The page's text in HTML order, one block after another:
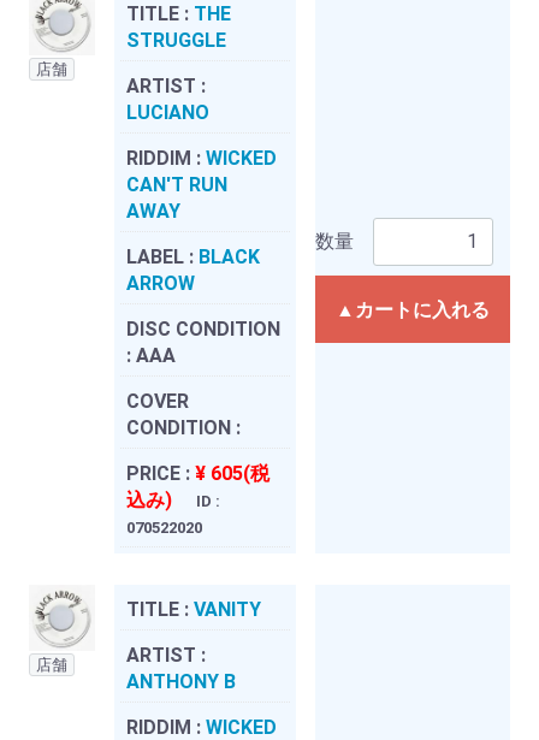
店舗
TITLE : THE
STRUGGLE
ARTIST :
LUCIANO
RIDDIM : WICKED
CAN'T RUN
AWAY
LABEL : BLACK
ARROW
DISC CONDITION
: AAA
COVER
CONDITION :
PRICE : ¥ 605(税
込み)
ID :
070522020
数量
▲カートに入れる
店舗
TITLE : VANITY
ARTIST :
ANTHONY B
RIDDIM : WICKED